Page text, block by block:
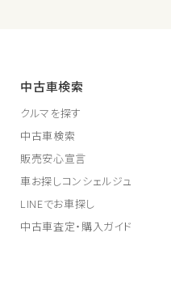
中古車検索
クルマを探す
中古車検索
販売安心宣言
車お探しコンシェルジュ
LINEでお車探し
中古車査定・購入ガイド